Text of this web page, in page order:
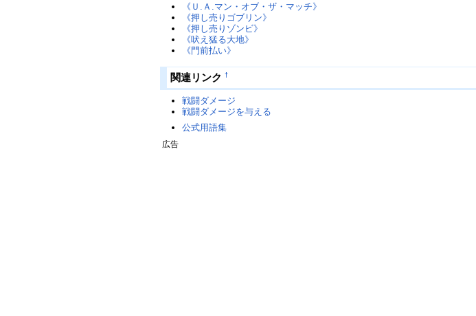
《Ｕ.Ａ.マン・オブ・ザ・マッチ》
《押し売りゴブリン》
《押し売りゾンビ》
《吠え猛る大地》
《門前払い》
関連リンク †
戦闘ダメージ
戦闘ダメージを与える
公式用語集
広告